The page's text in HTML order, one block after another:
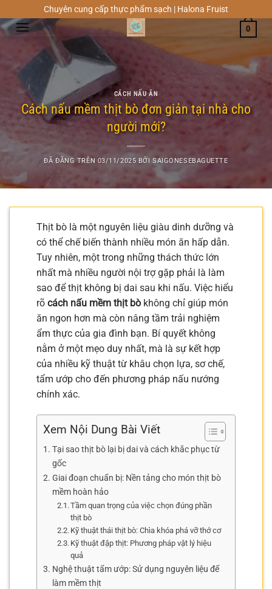
đến
nội
Chuyên cung cấp thực phẩm sạch | Halona Fruist
0
CÁCH NẤU ĂN
Cách nấu mềm thịt bò đơn giản tại nhà cho
người mới?
ĐÃ ĐĂNG TRÊN 03/11/2025 BỞISAIGONESEBAGUETTE
Thịt bò là một nguyên liệu giàu dinh dưỡng và
có thể chế biến thành nhiều món ăn hấp dẫn.
Tuy nhiên, một trong những thách thức lớn
nhất mà nhiều người nội trợ gặp phải là làm
sao để thịt không bị dai sau khi nấu. Việc hiểu
rõ cách nấu mềm thịt bò không chỉ giúp món
ăn ngon hơn mà còn nâng tầm trải nghiệm
ẩm thực của gia đình bạn. Bí quyết không
nằm ở một mẹo duy nhất, mà là sự kết hợp
của nhiều kỹ thuật từ khâu chọn lựa, sơ chế,
tẩm ướp cho đến phương pháp nấu nướng
chính xác.
Xem Nội Dung Bài Viết
Tại sao thịt bò lại bị dai và cách khắc phục từ
gốc
Giai đoạn chuẩn bị: Nền tảng cho món thịt bò
mềm hoàn hảo
Tầm quan trọng của việc chọn đúng phần
thịt bò
Kỹ thuật thái thịt bò: Chìa khóa phá vỡ thớ cơ
Kỹ thuật đập thịt: Phương pháp vật lý hiệu
quả
Nghệ thuật tẩm ướp: Sử dụng nguyên liệu để
làm mềm thịt